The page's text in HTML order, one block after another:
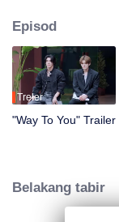
yang paling popular
global.
Episod
Treler
"Way To You" Trailer
Belakang tabir